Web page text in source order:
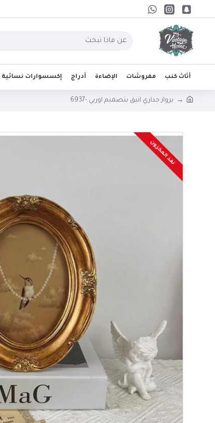
أثاث كنب مفروشات الإضاءة أدراج إكسسوارات نسائية
برواز جداري انيق بتصميم اوربي -6937
نفذ المخزون